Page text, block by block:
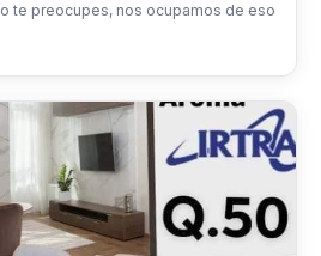
te preocupes, nos ocupamos de eso